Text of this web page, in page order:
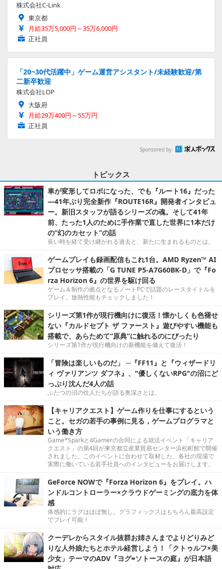
株式会社C-Link
東京都
月給35万5,000円～35万6,000円
正社員
「20~30代活躍中」ゲーム運営アシスタント/未経験歓迎/第
二新卒歓迎
株式会社LOP
大阪府
月給29万400円～55万円
正社員
Sponsored by
トピックス
車が変形してロボになった、でも『ルート16』だった
―41年ぶり完全新作『ROUTE16R』開発者インタビュ
ー。新旧スタッフが語るシリーズの魂。そして41年
前、たった1人のために手作業で直した世界に1本だけ
の“幻のカセット”の話
長い時を経て受け継がれる過去と、新たに生まれるものとは。
ゲームプレイも録画配信もこれ1台。AMD Ryzen™ AI
プロセッサ搭載の「G TUNE P5-A7G60BK-D」で『Fo
rza Horizon 6』の世界を駆け回る
ゲーム＆制作の拠点となるノートPCで話題のレースタイトルを
プレイ。放熱性能もチェックしました！
シリーズ第1作が現行機向けに復活！懐かしくも色褪せ
ない『カルドセプト ザ ファースト』遊びやすい機能も
搭載で、あらためて“原典”に触れるのにぴったり
シリーズ第1作が現行機向けの新機能を備えて復活！
「冒険は楽しいものだ」 ─『FF11』と『ウィザードリ
ィ ヴァリアンツ ダフネ』、"優しくないRPG"の沼にど
っぷり沈んだ4人の話
ふたつの沼の住人たちが語る奥深さとは。
【キャリアクエスト】ゲーム作りを仕事にするという
こと。セガの若手の事例に見る，ゲームプログラマと
いう働き方
Game*Sparkと4Gamerの合同による就活イベント「キャリア
クエスト」の第4回が東京都立産業貿易センター浜松町館で開催
されました。このイベントに合わせて取材した、各社の現場で
実際に働いている若手社員へのインタビューをお届けします。
GeForce NOWで『Forza Horizon 6』をプレイ。ハ
ンドルコントローラー×クラウドゲーミングの底力を体
感
体感的にラグはほぼ無し。グラフィックスはもちろん最高設定
でプレイ可能！
クーデレからスタイル抜群お姉さんまでよりどりみど
りな人外娘たちとホテル経営しよう！「クトゥルフ×美
少女」テーマのADV『ヨグ=ソトースの庭』が日本語